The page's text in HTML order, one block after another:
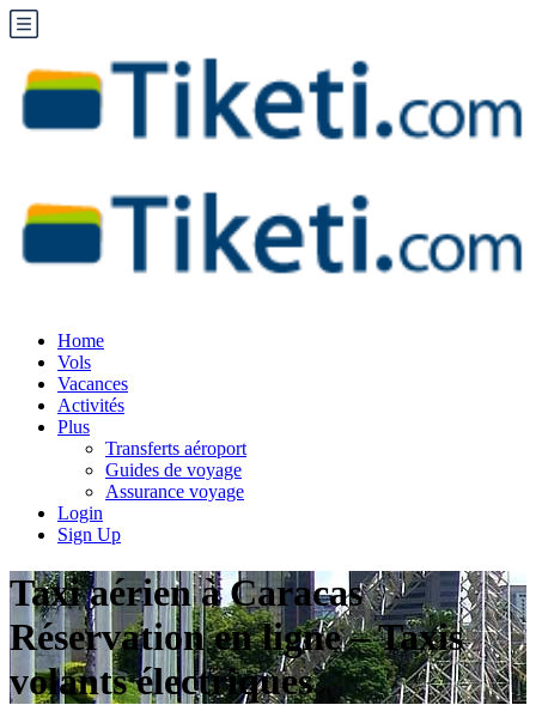
Home
Vols
Vacances
Activités
Plus
Transferts aéroport
Guides de voyage
Assurance voyage
Login
Sign Up
Taxi aérien à Caracas
Réservation en ligne – Taxis
volants électriques